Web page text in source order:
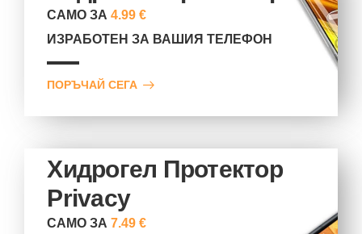
САМО ЗА4.99 €
ИЗРАБОТЕН ЗА ВАШИЯ ТЕЛЕФОН
ПОРЪЧАЙ СЕГА
Хидрогел Протектор
Privacy
САМО ЗА7.49 €